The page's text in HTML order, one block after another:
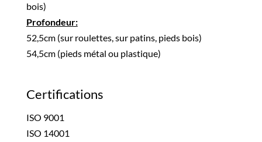
bois)
52,5cm (sur roulettes, sur patins, pieds bois)
54,5cm (pieds métal ou plastique)
Certifications
ISO 9001
ISO 14001